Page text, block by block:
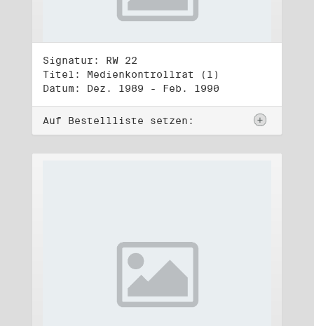
Signatur: RW 22
Titel: Medienkontrollrat (1)
Datum: Dez. 1989 - Feb. 1990
Auf Bestellliste setzen: